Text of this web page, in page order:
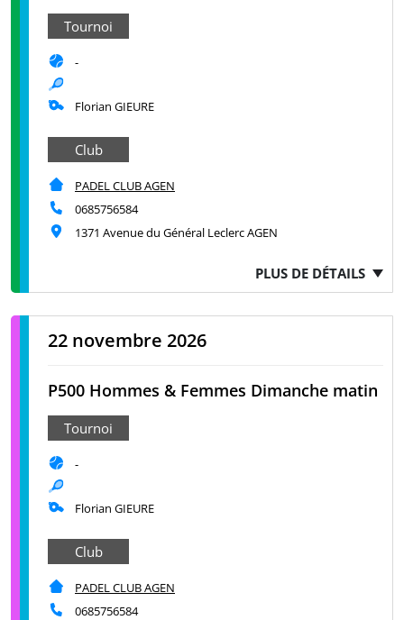
Tournoi
-
Florian GIEURE
Club
PADEL CLUB AGEN
0685756584
1371 Avenue du Général Leclerc AGEN
PLUS DE DÉTAILS
22 novembre 2026
P500 Hommes & Femmes Dimanche matin
Tournoi
-
Florian GIEURE
Club
PADEL CLUB AGEN
0685756584